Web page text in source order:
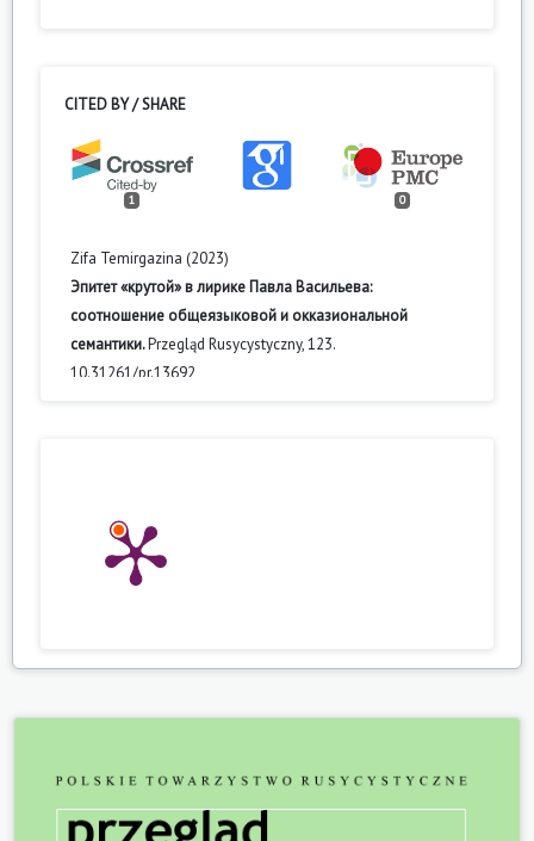
CITED BY / SHARE
1 0
Zifa Temirgazina (2023)
Эпитет «крутой» в лирике Павла Васильева:
соотношение общеязыковой и окказиональной
семантики.Przegląd Rusycystyczny,123.
10.31261/pr.13692